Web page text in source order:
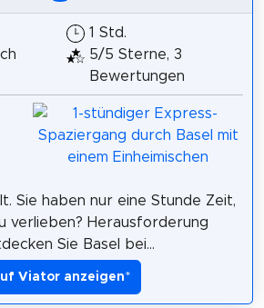
1 Std.
5/5 Sterne, 3
Bewertungen
Sie haben nur eine Stunde Zeit,
verlieben? Herausforderung
Sie Basel bei...
Viator anzeigen*